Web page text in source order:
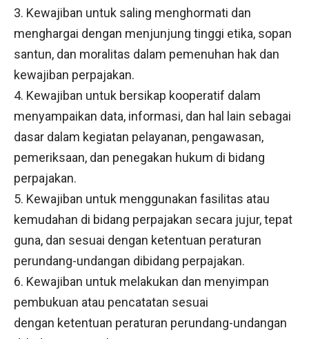
3. Kewajiban untuk saling menghormati dan
menghargai dengan menjunjung tinggi etika, sopan
santun, dan moralitas dalam pemenuhan hak dan
kewajiban perpajakan.
4. Kewajiban untuk bersikap kooperatif dalam
menyampaikan data, informasi, dan hal lain sebagai
dasar dalam kegiatan pelayanan, pengawasan,
pemeriksaan, dan penegakan hukum di bidang
perpajakan.
5. Kewajiban untuk menggunakan fasilitas atau
kemudahan di bidang perpajakan secara jujur, tepat
guna, dan sesuai dengan ketentuan peraturan
perundang-undangan dibidang perpajakan.
6. Kewajiban untuk melakukan dan menyimpan
pembukuan atau pencatatan sesuai
dengan ketentuan peraturan perundang-undangan